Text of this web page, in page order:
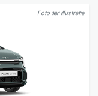
Foto ter illustratie